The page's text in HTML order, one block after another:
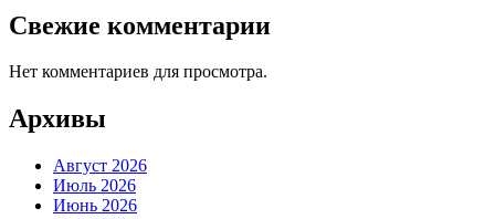
Свежие комментарии
Нет комментариев для просмотра.
Архивы
Август 2026
Июль 2026
Июнь 2026